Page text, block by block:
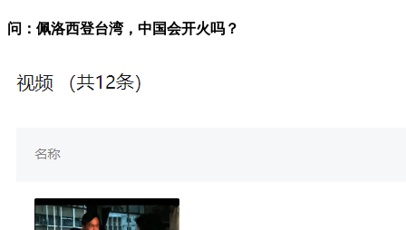
问：佩洛西登台湾，中国会开火吗？